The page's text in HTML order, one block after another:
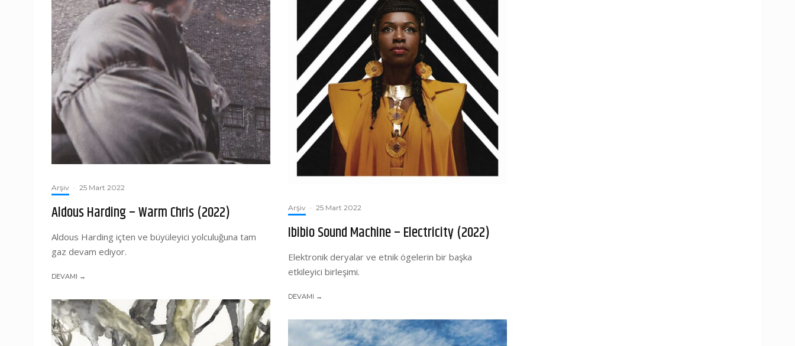
Arşiv · 25 Mart 2022
Aldous Harding – Warm Chris (2022)
Aldous Harding içten ve büyüleyici yolculuğuna tam
gaz devam ediyor.
DEVAMI →
Arşiv · 25 Mart 2022
Ibibio Sound Machine – Electricity (2022)
Elektronik deryalar ve etnik ögelerin bir başka
etkileyici birleşimi.
DEVAMI →